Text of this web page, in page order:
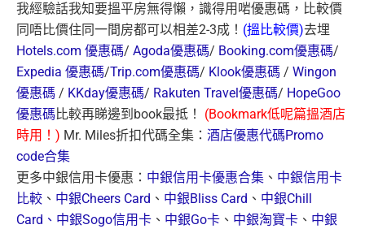
我經驗話我知要搵平房無得懶，識得用啱優惠碼，比較價
同唔比價住同一間房都可以相差2-3成！ (搵比較價)去埋
Hotels.com 優惠碼/ Agoda優惠碼/ Booking.com優惠碼/
Expedia 優惠碼/Trip.com優惠碼/ Klook優惠碼 / Wingon
優惠碼 / KKday優惠碼/ Rakuten Travel優惠碼/ HopeGoo
優惠碼比較再睇邊到book最抵！ (Bookmark低呢篇搵酒店
時用！) Mr. Miles折扣代碼全集： 酒店優惠代碼Promo
code合集
更多中銀信用卡優惠： 中銀信用卡優惠合集 、 中銀信用卡
比較 、 中銀Cheers Card 、 中銀Bliss Card 、 中銀Chill
Card、 中銀Sogo信用卡 、 中銀Go卡 、 中銀淘寶卡 、 中銀